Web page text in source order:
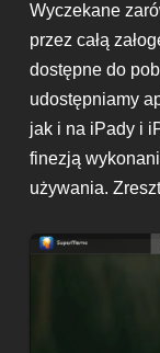
Wyczekane
przez całą
dostępne do
udostępniamy
jak i na iPady i
finezją
używania.